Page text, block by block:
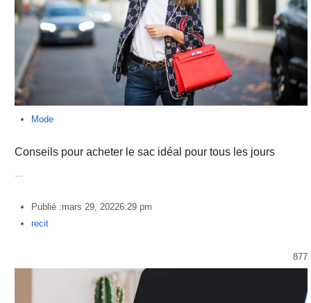
Mode
Conseils pour acheter le sac idéal pour tous les jours
…
Publié :mars 29, 20226:29 pm
Author
recit
877